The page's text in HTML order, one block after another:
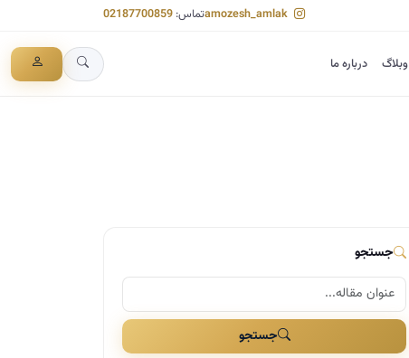
تماس: 02187700859
وبلاگ درباره ما
جستجو
جستجو